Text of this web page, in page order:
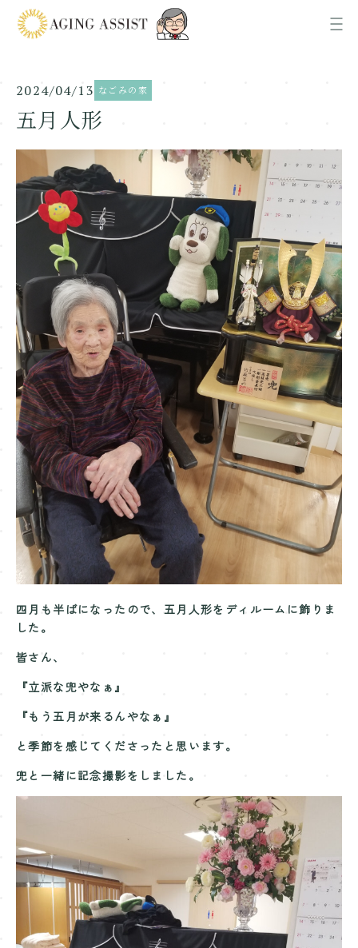
News
お知らせ
About us
AGING ASSISTについて
各事業所ご案内
Recruit
採用情報
Contact
お問い合わせ
2024/04/13 なごみの家
五月人形
四月も半ばになったので、五月人形をディルームに飾りま
した。
皆さん、
『立派な兜やなぁ』
『もう五月が来るんやなぁ』
と季節を感じてくださったと思います。
兜と一緒に記念撮影をしました。